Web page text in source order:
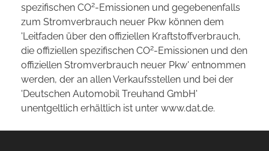
spezifischen CO2-Emissionen und gegebenenfalls
zum Stromverbrauch neuer Pkw können dem
'Leitfaden über den offiziellen Kraftstoffverbrauch,
die offiziellen spezifischen CO2-Emissionen und den
offiziellen Stromverbrauch neuer Pkw' entnommen
werden, der an allen Verkaufsstellen und bei der
'Deutschen Automobil Treuhand GmbH'
unentgeltlich erhältlich ist unter www.dat.de.